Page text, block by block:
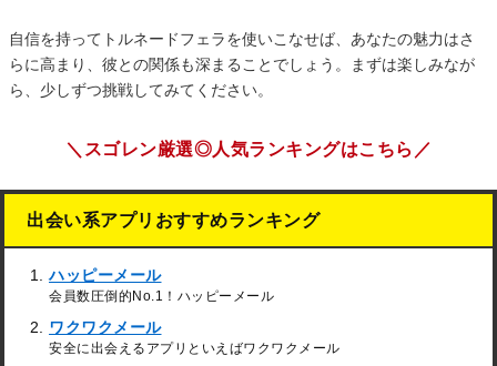
自信を持ってトルネードフェラを使いこなせば、あなたの魅力はさ
らに高まり、彼との関係も深まることでしょう。まずは楽しみなが
ら、少しずつ挑戦してみてください。
＼スゴレン厳選◎人気ランキングはこちら／
出会い系アプリおすすめランキング
ハッピーメール
会員数圧倒的No.1！ハッピーメール
ワクワクメール
安全に出会えるアプリといえばワクワクメール